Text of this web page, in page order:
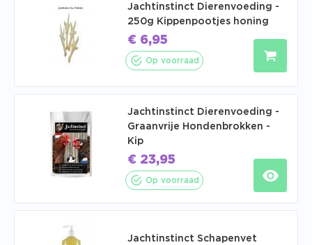
Jachtinstinct Dierenvoeding -
250g Kippenpootjes honing
€ 6,95
Op voorraad
Jachtinstinct Dierenvoeding -
Graanvrije Hondenbrokken -
Kip
€ 23,95
Op voorraad
Jachtinstinct Schapenvet